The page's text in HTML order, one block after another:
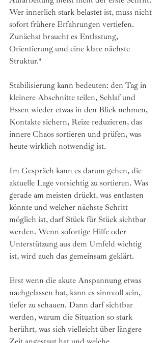
Wer innerlich stark belastet ist, muss nicht
sofort frühere Erfahrungen vertiefen.
Zunächst braucht es Entlastung,
Orientierung und eine klare nächste
Struktur.⁴
Stabilisierung kann bedeuten: den Tag in
kleinere Abschnitte teilen, Schlaf und
Essen wieder etwas in den Blick nehmen,
Kontakte sichern, Reize reduzieren, das
innere Chaos sortieren und prüfen, was
heute wirklich notwendig ist.
Im Gespräch kann es darum gehen, die
aktuelle Lage vorsichtig zu sortieren. Was
gerade am meisten drückt, was entlasten
könnte und welcher nächste Schritt
möglich ist, darf Stück für Stück sichtbar
werden. Wenn sofortige Hilfe oder
Unterstützung aus dem Umfeld wichtig
ist, wird auch das gemeinsam geklärt.
Erst wenn die akute Anspannung etwas
nachgelassen hat, kann es sinnvoll sein,
tiefer zu schauen. Dann darf sichtbar
werden, warum die Situation so stark
berührt, was sich vielleicht über längere